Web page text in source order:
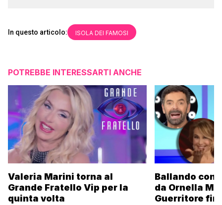
In questo articolo: ISOLA DEI FAMOSI
POTREBBE INTERESSARTI ANCHE
Valeria Marini torna al
Grande Fratello Vip per la
quinta volta
Ballando con
da Ornella
Guerritore